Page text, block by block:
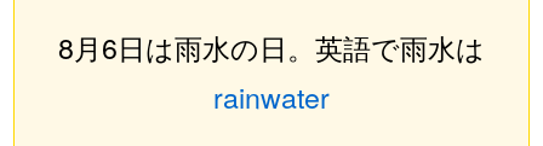
8月6日は雨水の日。英語で雨水は
rainwater